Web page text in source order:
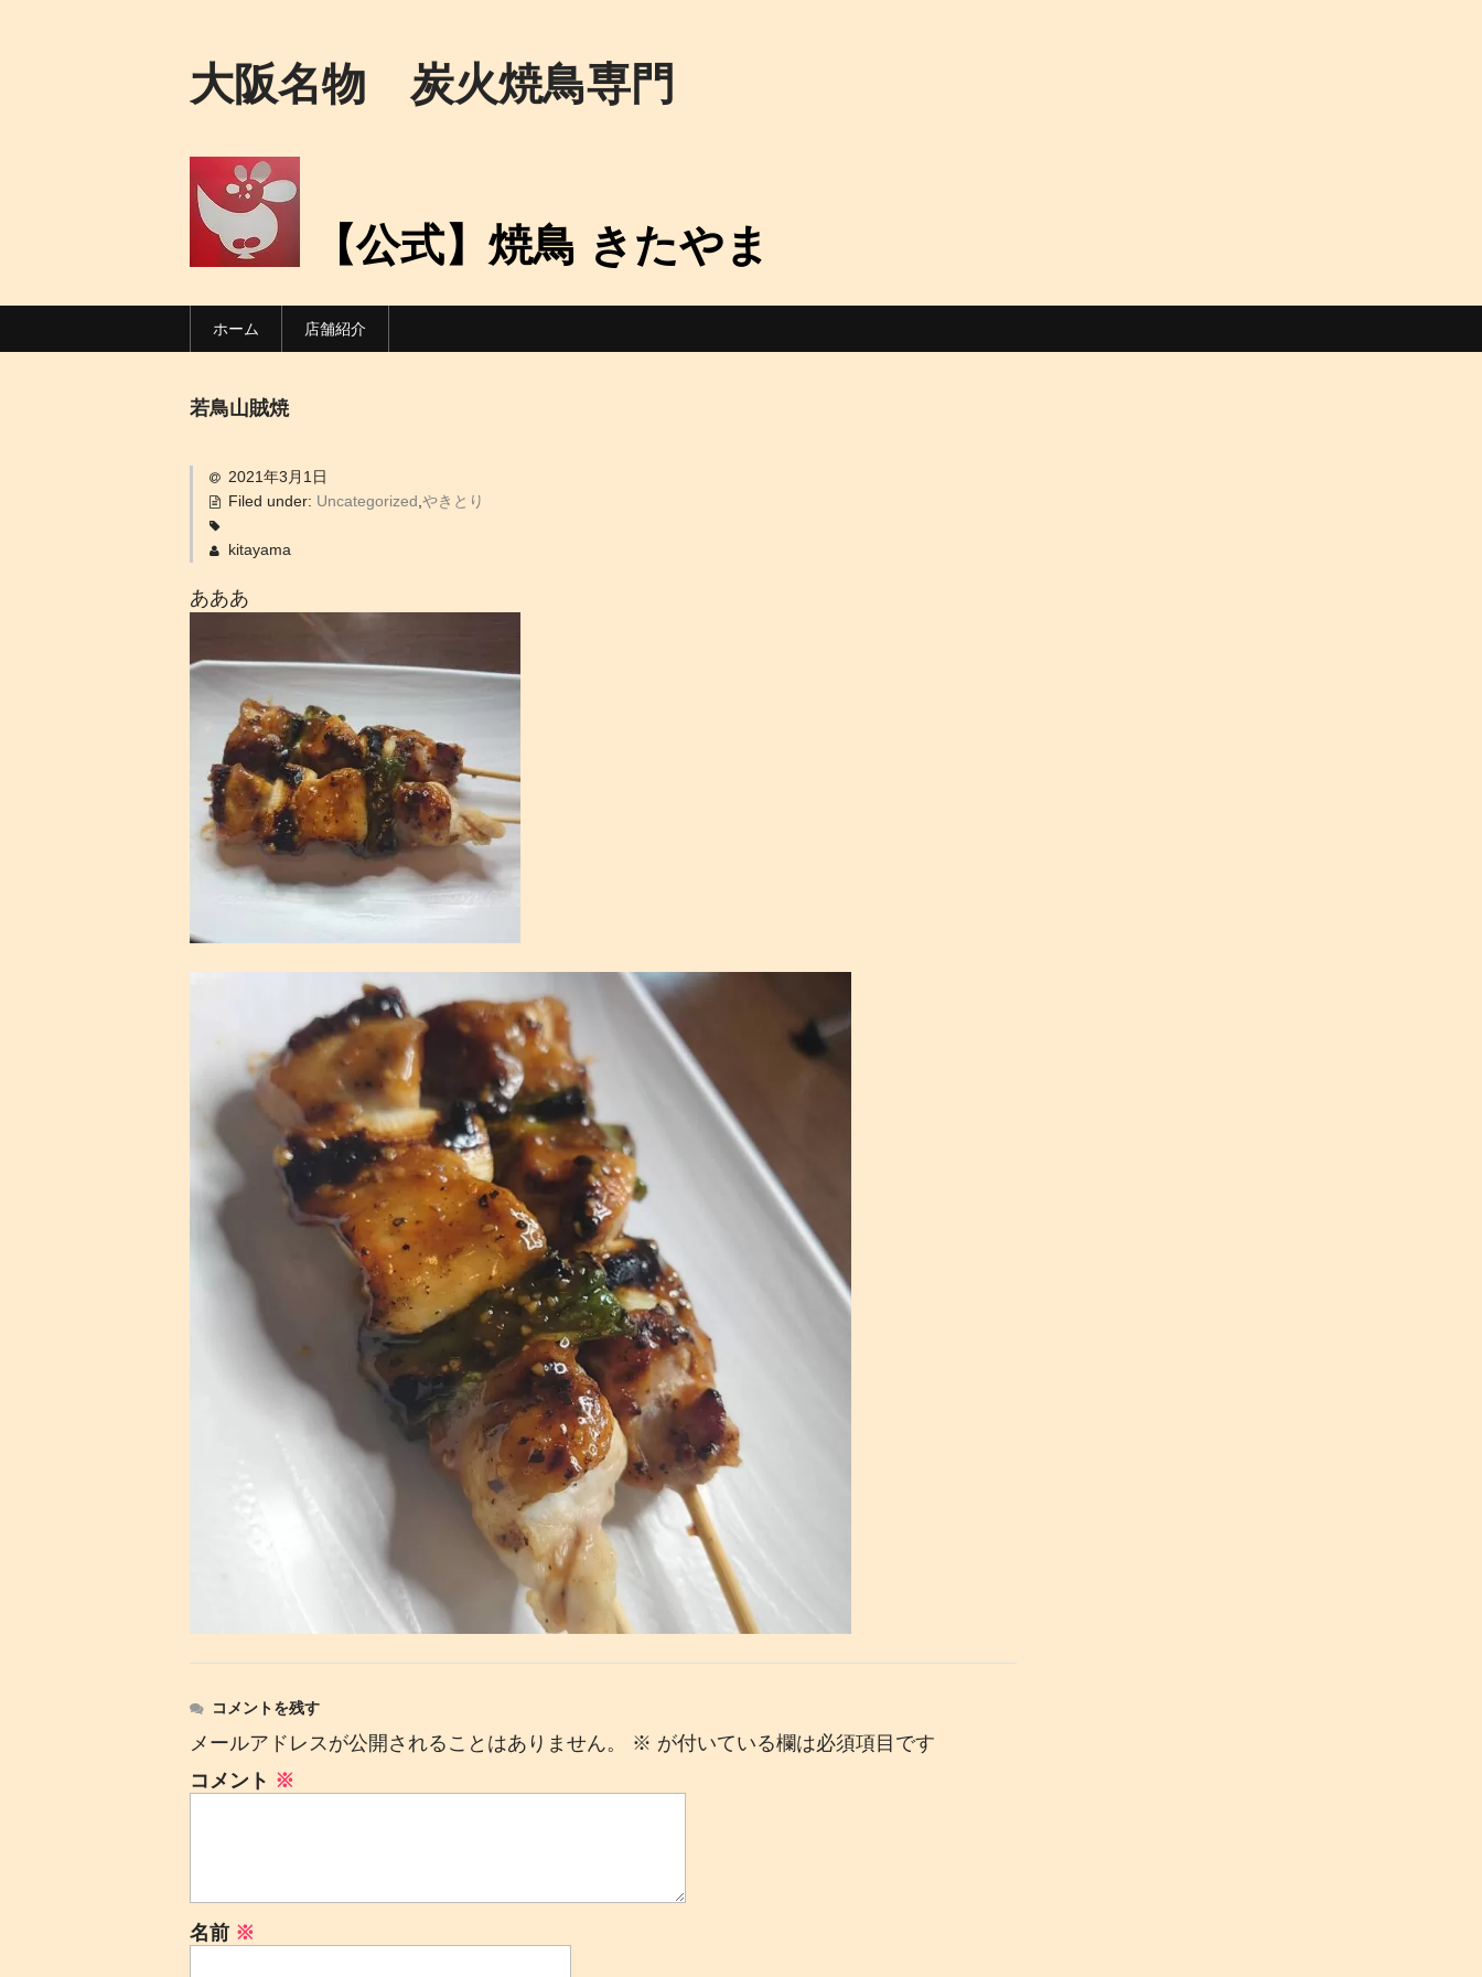
大阪名物 炭火焼鳥専門
【公式】焼鳥 きたやま
ホーム 店舗紹介
若鳥山賊焼
2021年3月1日
Filed under: Uncategorized,やきとり
kitayama
あああ
コメントを残す
メールアドレスが公開されることはありません。 ※ が付いている欄は必須項目です
コメント ※
名前 ※